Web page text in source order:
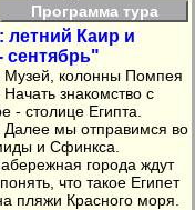
Программа тура
летний Каир и
сентябрь"
Музей, колонны Помпея
знакомство с
- столице Египта.
Далее мы отправимся во
и Сфинкса.
города ждут
что такое Египет
пляжи Красного моря.